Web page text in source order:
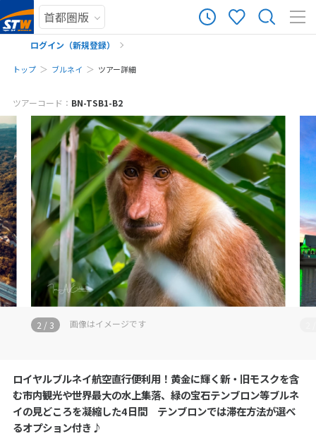
ログイン（新規登録）
まだ登録がありません
トップ ブルネイ ツアー詳細
は発生しません。お気軽にご予約・お問い合わせください。
※該当ツアーをご予約・お問い合わせいただく前に、ツアー画面をキャプチ
ャして保存してください。
予約・お問い合わせ
来店予約の申し込み
お電話でお問い合わせ
お電話の際にツアーコード
050-5530-6741
営業時間： 11:00-19:00
ツアーコード： BN-TSB1-B2
画像はイメージです
2 / 3
ロイヤルブルネイ航空直行便利用！黄金に輝く新・旧モスクを含
む市内観光や世界最大の水上集落、緑の宝石テンブロン等ブルネ
イの見どころを凝縮した4日間 テンブロンでは滞在方法が選べ
るオプション付き♪